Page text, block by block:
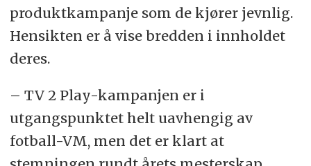
produktkampanje som de kjører jevnlig.
Hensikten er å vise bredden i innholdet
deres.
– TV 2 Play-kampanjen er i
utgangspunktet helt uavhengig av
fotball-VM, men det er klart at